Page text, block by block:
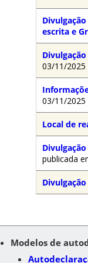
escrita e
03/11/2025
03/11/2025
Local de
publicada
Modelos de